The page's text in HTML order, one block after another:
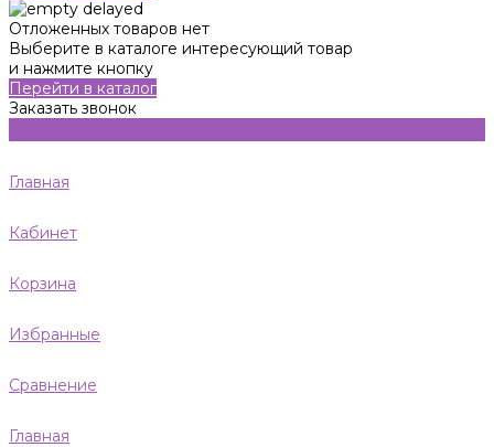
Отложенных товаров нет
Выберите в каталоге интересующий товар
и нажмите кнопку
Перейти в каталог
Заказать звонок
Главная
Кабинет
Корзина
Избранные
Сравнение
Главная